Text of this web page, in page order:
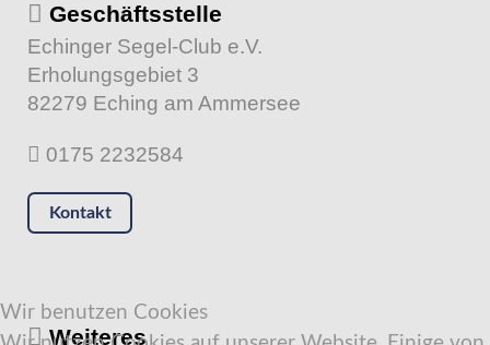
Geschäftsstelle
Echinger Segel-Club e.V.
Erholungsgebiet 3
82279 Eching am Ammersee
0175 2232584
Kontakt
Weiteres
Wir benutzen Cookies